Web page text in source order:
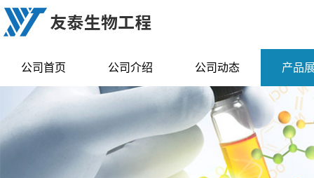
公司首页 公司介绍 公司动态 产品